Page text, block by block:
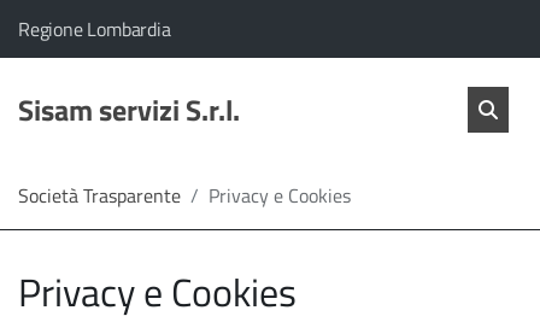
Home
Servizi
diretta
Il comune di Sisam servizi S.r.l. appartiene a:
Regione Lombardia(Apre il link in una nuova scheda)
Sisam servizi S.r.l. salta
Società Trasparente Privacy e Cookies
Privacy e Cookies